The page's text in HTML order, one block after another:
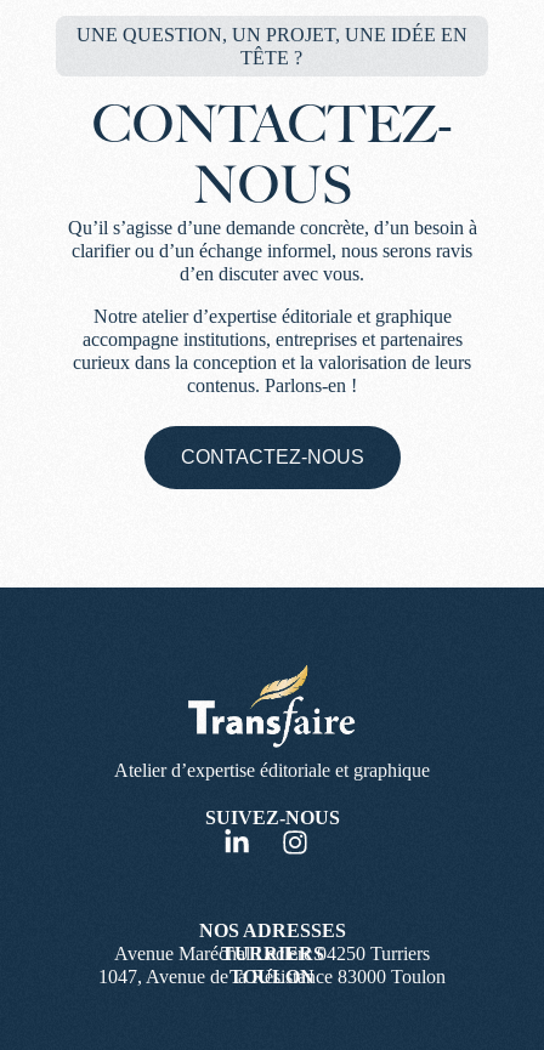
UNE QUESTION, UN PROJET, UNE IDÉE EN
TÊTE ?
CONTACTEZ-
NOUS
Qu’il s’agisse d’une demande concrète, d’un besoin à
clarifier ou d’un échange informel, nous serons ravis
d’en discuter avec vous.
Notre atelier d’expertise éditoriale et graphique
accompagne institutions, entreprises et partenaires
curieux dans la conception et la valorisation de leurs
contenus. Parlons-en !
CONTACTEZ-NOUS
Atelier d’expertise éditoriale et graphique
SUIVEZ-NOUS
NOS ADRESSES
TURRIERS
Avenue Maréchal Leclerc 04250 Turriers
TOULON
1047, Avenue de la Résistance 83000 Toulon